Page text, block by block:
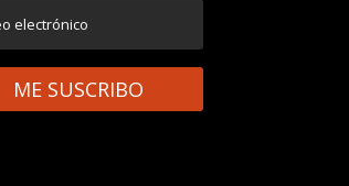
ME SUSCRIBO